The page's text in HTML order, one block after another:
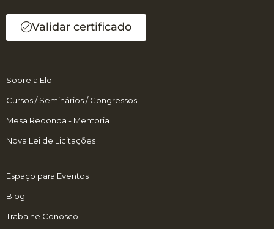
Validar certificado
Sobre a Elo
Cursos / Seminários / Congressos
Mesa Redonda - Mentoria
Nova Lei de Licitações
Espaço para Eventos
Blog
Trabalhe Conosco